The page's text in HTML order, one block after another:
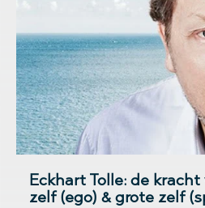
Eckhart Tolle: de
zelf (ego) & grote zelf